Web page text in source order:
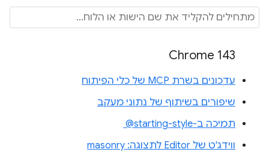
Chrome 143
עדכונים בשרת MCP של כלי הפיתוח
שיפורים בשיתוף של נתוני מעקב
תמיכה ב-‎ @starting-style
ווידג'ט של Editor לתצוגה: masonry